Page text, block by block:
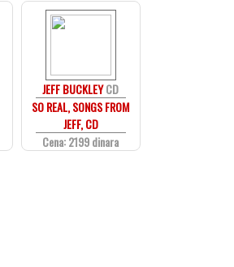
JEFF BUCKLEYCD
SO REAL, SONGS FROM
JEFF, CD
Cena: 2199 dinara